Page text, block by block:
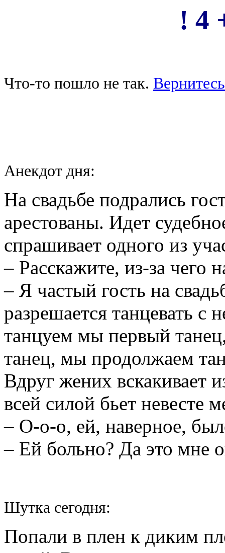
! 4
Что-то пошло не так.
Анекдот дня:
На свадьбе подрались
арестованы. Идет
спрашивает одного из
– Расскажите, из-за чего
– Я частый гость на
разрешается танцевать с
танцуем мы первый
танец, мы продолжаем
Вдруг жених вскакивает
всей силой бьет невесте
– О-о-о, ей, наверное,
– Ей больно? Да это мне
Шутка сегодня:
Попали в плен к диким